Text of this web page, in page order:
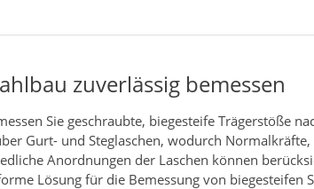
zuverlässig bemessen
Sie geschraubte, biegesteife Trägerstöße
Gurt- und Steglaschen, wodurch Normalkräfte,
Anordnungen der Laschen können
Lösung für die Bemessung von biegesteifen